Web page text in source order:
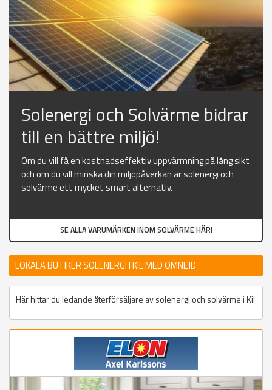
Solenergi och Solvärme bidrar
till en bättre miljö!
Om du vill få en kostnadseffektiv uppvärmning på lång sikt
och om du vill minska din miljöpåverkan är solenergi och
solvärme ett mycket smart alternativ.
SE ALLA VARUMÄRKEN INOM SOLVÄRME HÄR!
LOKALA BUTIKER SOLENERGI I KIL MED OMNEJD
Här hittar du ledande återförsäljare av solenergi och solvärme i Kil